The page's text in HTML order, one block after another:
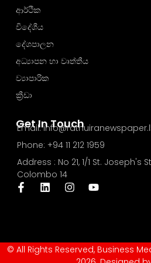
Get In Touch
Email:
Phone: +94 11 212 1959
Address : No 21, 1/1 St. Joseph's
Colombo 14
ආර්ථික
විදේශීය
දේශපාලන
අධ්‍යාපන හා වෘත්තීය
ව්‍යාපාරික
ක්‍රීඩා
© All Rights Reserved, Business